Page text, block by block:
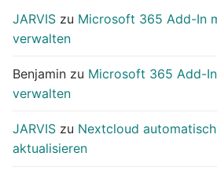
JARVIS zu Microsoft 365 Add-In
verwalten
Benjamin zu Microsoft 365 Add-
verwalten
JARVIS zu Nextcloud
aktualisieren